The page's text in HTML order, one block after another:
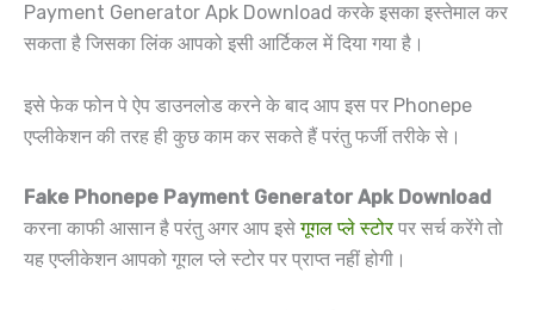
Payment Generator Apk Download करके इसका इस्तेमाल कर
सकता है जिसका लिंक आपको इसी आर्टिकल में दिया गया है।
इसे फेक फोन पे ऐप डाउनलोड करने के बाद आप इस पर Phonepe
एप्लीकेशन की तरह ही कुछ काम कर सकते हैं परंतु फर्जी तरीके से।
Fake Phonepe Payment Generator Apk Download
करना काफी आसान है परंतु अगर आप इसेगूगल प्ले स्टोरपर सर्च करेंगे तो
यह एप्लीकेशन आपको गूगल प्ले स्टोर पर प्राप्त नहीं होगी।